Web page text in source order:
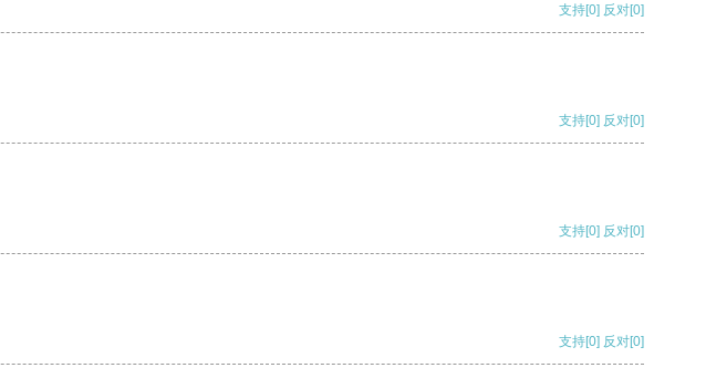
支持[0] 反对[0]
支持[0] 反对[0]
支持[0] 反对[0]
支持[0] 反对[0]